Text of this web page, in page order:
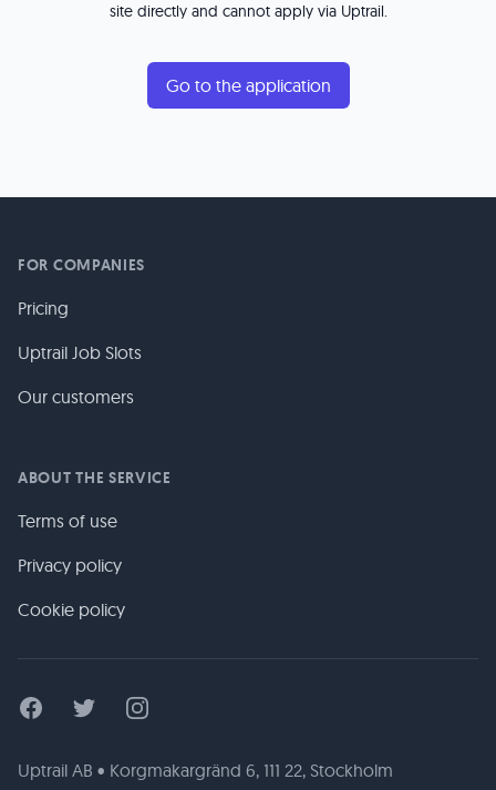
site directly and cannot apply via Uptrail.
Go to the application
FOR COMPANIES
Pricing
Uptrail Job Slots
Our customers
ABOUT THE SERVICE
Terms of use
Privacy policy
Cookie policy
FacebookTwitter Instagram
Uptrail AB • Korgmakargränd 6, 111 22, Stockholm